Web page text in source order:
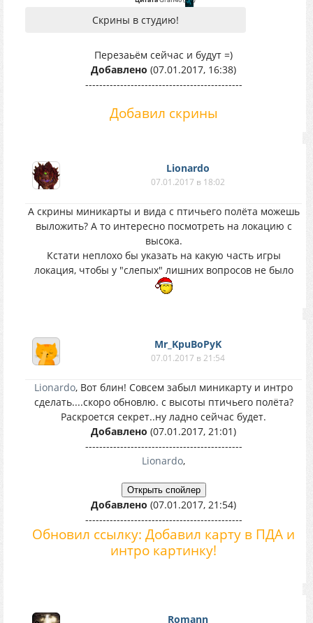
Cкрины в студию!
Перезаьём сейчас и будут =)
Добавлено (07.01.2017, 16:38)
---------------------------------------------
Добавил скрины
Lionardo
07.01.2017 в 18:02
А скрины миникарты и вида с птичьего полёта можешь
выложить? А то интересно посмотреть на локацию с
высока.
Кстати неплохо бы указать на какую часть игры
локация, чтобы у "слепых" лишних вопросов не было
Mr_KpuBoPyK
07.01.2017 в 21:54
Lionardo, Вот блин! Совсем забыл миникарту и интро
сделать....скоро обновлю. с высоты птичьего полёта?
Раскроется секрет..ну ладно сейчас будет.
Добавлено (07.01.2017, 21:01)
---------------------------------------------
Lionardo,
Добавлено (07.01.2017, 21:54)
---------------------------------------------
Обновил ссылку: Добавил карту в ПДА и
интро картинку!
Romann